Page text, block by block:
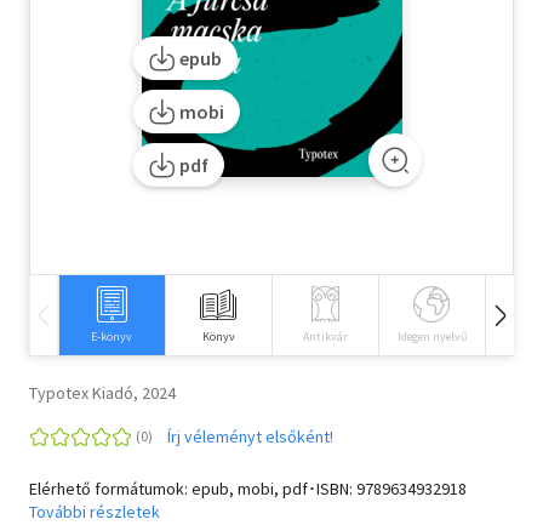
Szótár, nyelvkönyv
Tankönyv, segédkönyv
Társadalomtudomány
Természettudomány
epub
mobi
pdf
E-könyv Könyv Antikvár Idegen nyelvű
Typotex Kiadó, 2024
Írj véleményt elsőként!
Elérhető formátumok: epub, mobi, pdf･ISBN: 9789634932918
További részletek